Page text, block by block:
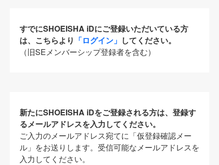
すでにSHOEISHA iDにご登録いただいている方
は、こちらより 「ログイン」 してください。
（旧SEメンバーシップ登録者を含む）
新たにSHOEISHA iDをご登録される方は、登録す
るメールアドレスを入力してください。
ご入力のメールアドレス宛てに「仮登録確認メー
ル」をお送りします。受信可能なメールアドレスを
入力してください。